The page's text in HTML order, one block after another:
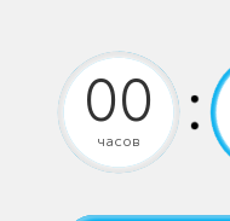
часов